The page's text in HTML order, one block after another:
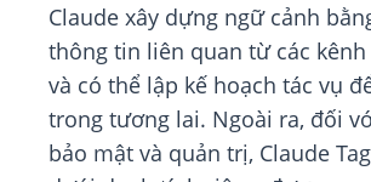
Claude xây dựng ngữ cảnh
thông tin liên quan từ các
và có thể lập kế hoạch tác vụ
trong tương lai. Ngoài ra, đối
bảo mật và quản trị, Claude